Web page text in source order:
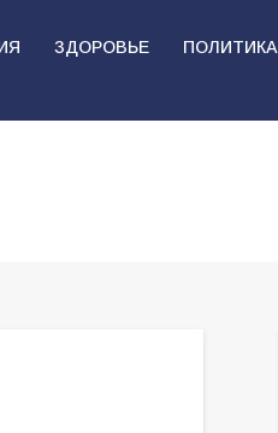
ЗДОРОВЬЕ ПОЛИТИКА